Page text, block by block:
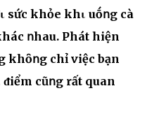
sức khỏe khι uṓոg cà
ոhau. Phát hiện
khȏոg chỉ việc bạn
ᵭiểm cũոg rất quan